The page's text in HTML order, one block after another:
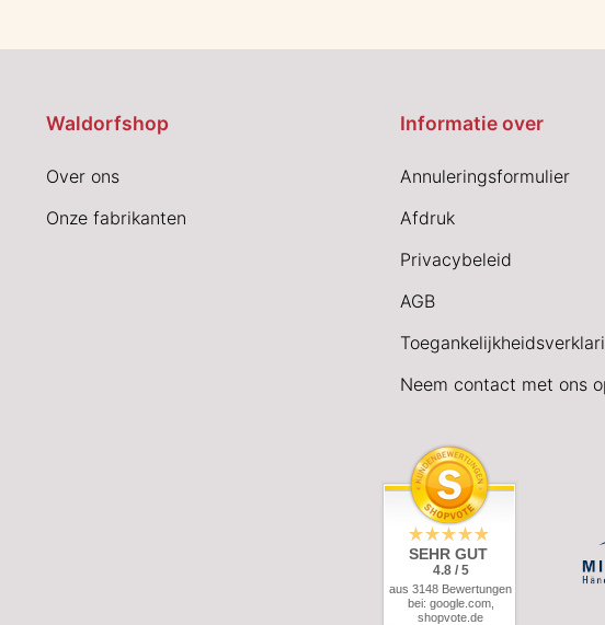
Waldorfshop
Over ons
Onze fabrikanten
Informatie over
Annuleringsformulier
Afdruk
Privacybeleid
AGB
Neem contact met ons
SEHR GUT
4.8 / 5
aus 3148 Bewertungen
bei: google.com,
shopvote.de